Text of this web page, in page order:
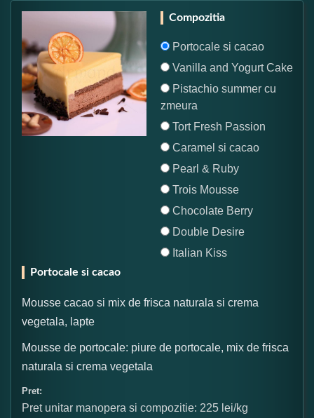
Compozitia
Portocale si cacao
Vanilla and Yogurt Cake
Pistachio summer cu
zmeura
Tort Fresh Passion
Caramel si cacao
Pearl & Ruby
Trois Mousse
Chocolate Berry
Double Desire
Italian Kiss
Portocale si cacao
Mousse cacao si mix de frisca naturala si crema
vegetala, lapte
Mousse de portocale: piure de portocale, mix de frisca
naturala si crema vegetala
Pret:
Pret unitar manopera si compozitie: 225 lei/kg